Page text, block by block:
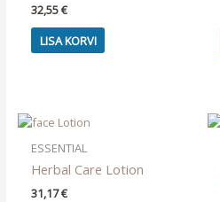
32,55€
LISA KORVI
ESSENTIAL
Herbal Care Lotion
31,17€